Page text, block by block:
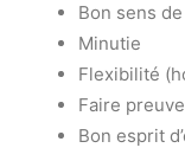
Bon sens
Minutie
Flexibilité
Faire
Bon esprit